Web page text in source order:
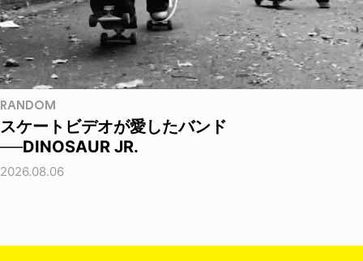
RANDOM
スケートビデオが愛したバンド
──DINOSAUR JR.
2026.08.06